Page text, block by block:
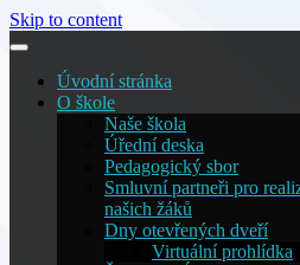
Skip to content
Úvodní stránka
O škole
Naše škola
Úřední deska
Pedagogický sbor
Smluvní partneři pro
našich žáků
Dny otevřených dveří
Virtuální prohlídka